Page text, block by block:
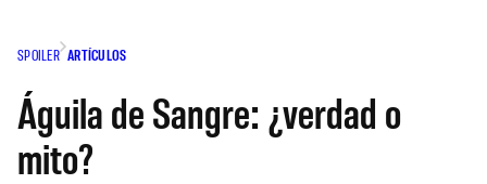
SPOILER ARTÍCULOS
Águila de Sangre: ¿verdad o
mito?